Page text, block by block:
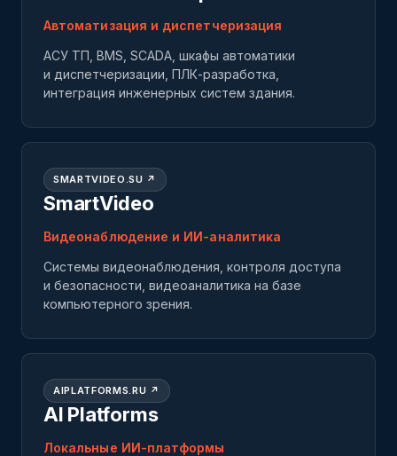
Автоматизация и диспетчеризация
АСУ ТП, BMS, SCADA, шкафы автоматики
и диспетчеризации, ПЛК-разработка,
интеграция инженерных систем здания.
SMARTVIDEO.SU ↗
SmartVideo
Видеонаблюдение и ИИ-аналитика
Системы видеонаблюдения, контроля доступа
и безопасности, видеоаналитика на базе
компьютерного зрения.
AIPLATFORMS.RU ↗
AI Platforms
Локальные ИИ-платформы